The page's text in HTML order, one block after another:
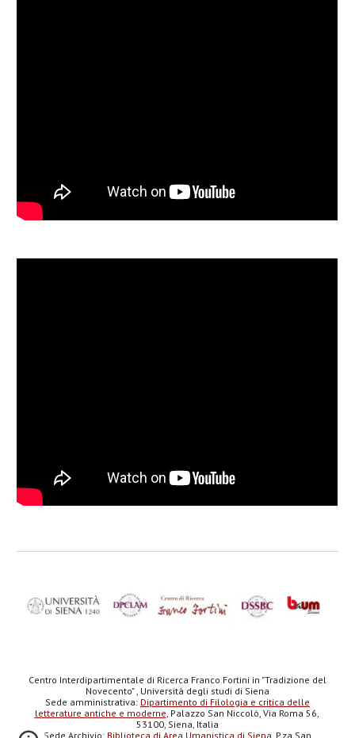
Centro Interdipartimentale di Ricerca Franco Fortini in "Tradizione del
Novecento" , Università degli studi di Siena
Sede amministrativa: Dipartimento di Filologia e critica delle
letterature antiche e moderne, Palazzo San Niccolò, Via Roma 56,
53100, Siena, Italia
Sede Archivio: Biblioteca di Area Umanistica di Siena , P.za San